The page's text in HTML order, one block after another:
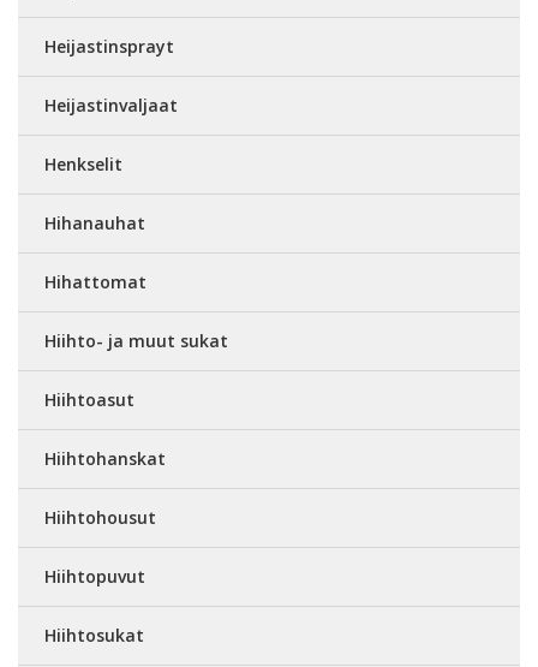
Heijastinsprayt
Heijastinvaljaat
Henkselit
Hihanauhat
Hihattomat
Hiihto- ja muut sukat
Hiihtoasut
Hiihtohanskat
Hiihtohousut
Hiihtopuvut
Hiihtosukat